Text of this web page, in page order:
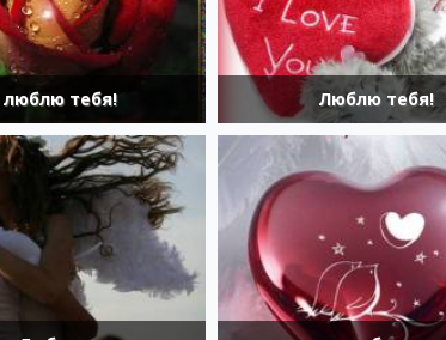
люблю тебя! Люблю тебя!